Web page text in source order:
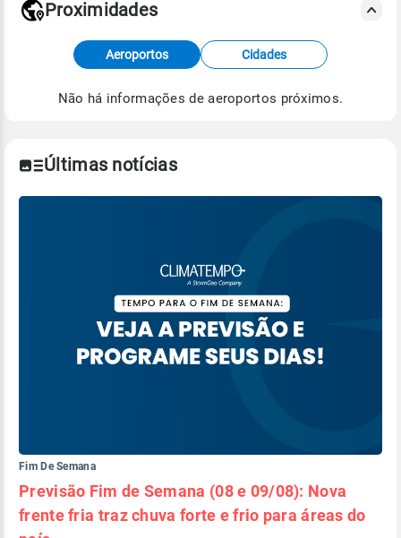
Fonte: dados combinados de estações
meteorológicas e satélite do Centro de Previsão
de Tempo e Estudos Climáticos (CPTEC).
Proximidades
Aeroportos Cidades
Não há informações de aeroportos próximos.
Últimas notícias
Fim De Semana
Previsão Fim de Semana (08 e 09/08): Nova
frente fria traz chuva forte e frio para áreas do